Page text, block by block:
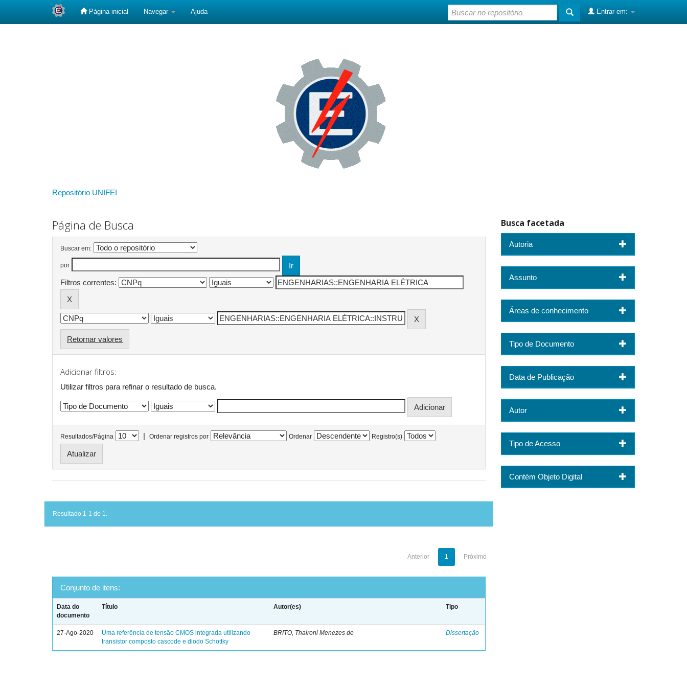
Página inicial Navegar Ajuda Entrar em:
Repositório UNIFEI
Página de Busca
Buscar em:
por
Filtros correntes:
Retornar valores
Adicionar filtros:
Utilizar filtros para refinar o resultado de busca.
Resultados/Página | Ordenar registros por Ordenar Registro(s)
Resultado 1-1 de 1.
Anterior 1 Próximo
Conjunto de itens:
Data do
documento
Título Autor(es) Tipo
27-Ago-2020
Uma referência de tensão CMOS integrada utilizando
transistor composto cascode e diodo Schottky
BRITO, Thaironi Menezes de Dissertação
Busca facetada
Autoria
Assunto
Áreas de conhecimento
Tipo de Documento
Data de Publicação
Autor
Tipo de Acesso
Contém Objeto Digital